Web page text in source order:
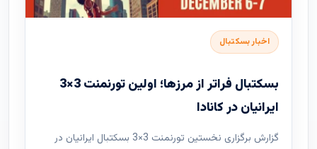
اخبار بسکتبال
بسکتبال فراتر از مرزها؛ اولین تورنمنت 3×3
ایرانیان در کانادا
گزارش برگزاری نخستین تورنمنت 3×3 بسکتبال ایرانیان در